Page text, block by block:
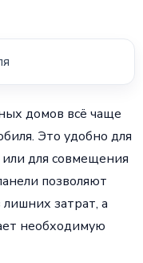
домов всё чаще
Это удобно для
для совмещения
позволяют
затрат, а
необходимую